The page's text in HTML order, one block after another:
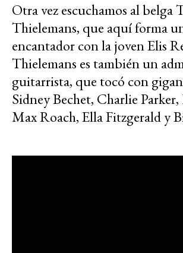
Otra vez escuchamos al belga
Thielemans, que aquí forma
encantador con la joven Elis
Thielemans es también un
guitarrista, que tocó con
Sidney Bechet, Charlie
Max Roach, Ella Fitzgerald y